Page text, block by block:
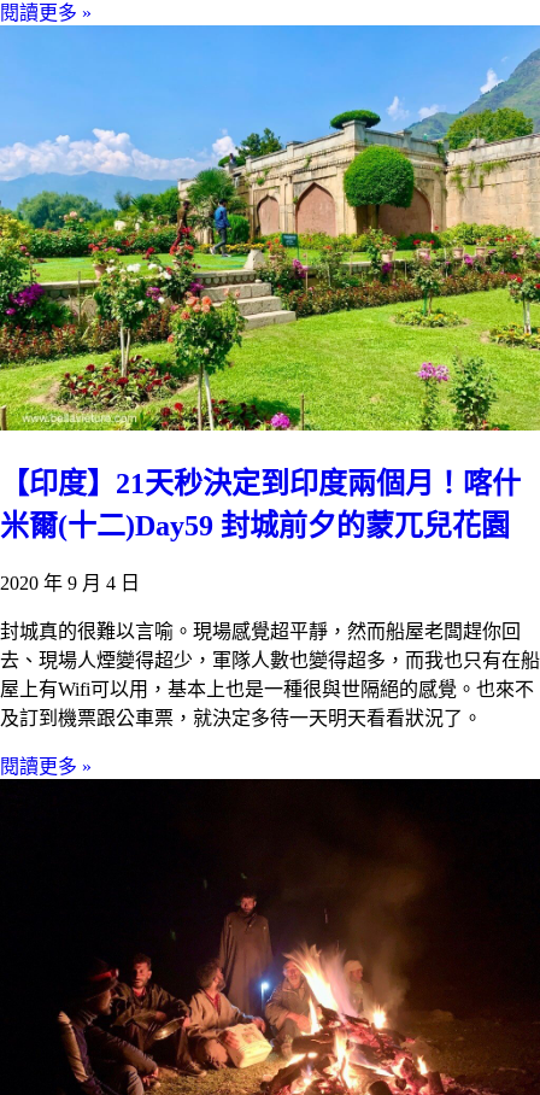
閱讀更多 »
【印度】21天秒決定到印度兩個月！喀什
米爾(十二)Day59 封城前夕的蒙兀兒花園
2020 年 9 月 4 日
封城真的很難以言喻。現場感覺超平靜，然而船屋老闆趕你回
去、現場人煙變得超少，軍隊人數也變得超多，而我也只有在船
屋上有Wifi可以用，基本上也是一種很與世隔絕的感覺。也來不
及訂到機票跟公車票，就決定多待一天明天看看狀況了。
閱讀更多 »